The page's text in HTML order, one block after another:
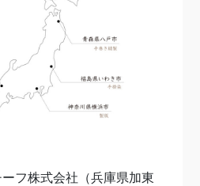
株式会社（兵庫県加東